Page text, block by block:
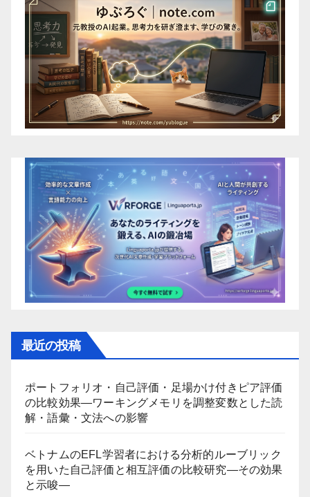
最近の投稿
ポートフォリオ・自己評価・足場かけ付きピア評価
の比較効果―ワーキングメモリを調整変数とした読
解・語彙・文法への影響
ベトナムのEFL学習者における分析的ルーブリック
を用いた自己評価と相互評価の比較研究―その効果
と示唆―